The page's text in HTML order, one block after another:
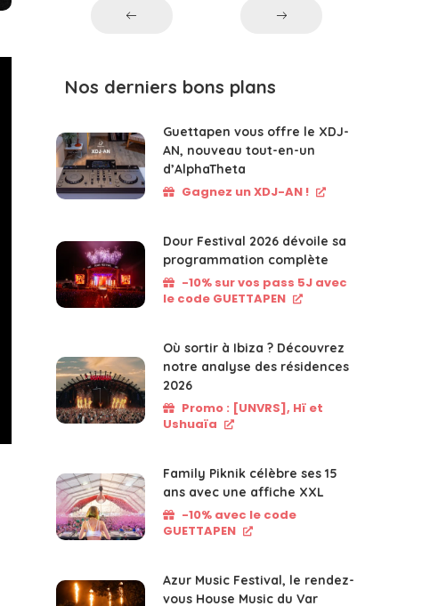
Nos derniers bons plans
Guettapen vous offre le XDJ-
AN, nouveau tout-en-un
d’AlphaTheta
Gagnez un XDJ-AN !
Dour Festival 2026 dévoile sa
programmation complète
-10% sur vos pass 5J avec
le code GUETTAPEN
Où sortir à Ibiza ? Découvrez
notre analyse des résidences
2026
Promo : [UNVRS], Hï et
Ushuaïa
Family Piknik célèbre ses 15
ans avec une affiche XXL
-10% avec le code
GUETTAPEN
Azur Music Festival, le rendez-
vous House Music du Var